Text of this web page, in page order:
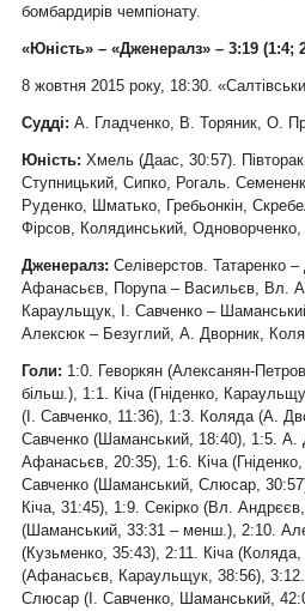
бомбардирів чемпіонату.
«Юність» – «Дженералз» – 3:19 (1:4;
8 жовтня 2015 року, 18:30.
Судді: А. Гладченко, В. Торяник, О.
Юність: Хмель (Даас, 30:57).
Ступницький, Сипко, Рогаль.
Руденко, Шматько, Гребьонкін,
Фірсов, Колядинський, Одноворченко,
Дженералз: Селіверстов. Татаренко
Афанасьєв, Порупа – Васильєв, Вл.
Караульщук, І. Савченко –
Алексюк – Безуглий, А. Дворник,
Голи: 1:0. Геворкян (Алексанян-
більш.), 1:1. Кіча (Гніденко,
(І. Савченко, 11:36), 1:3. Коляда (А.
Савченко (Шаманський, 18:40), 1:5. А.
Афанасьєв, 20:35), 1:6. Кіча
Савченко (Шаманський, Слюсар,
Кіча, 31:45), 1:9. Секірко (Вл.
(Шаманський, 33:31 – менш.), 2:10.
(Кузьменко, 35:43), 2:11. Кіча
(Афанасьєв, Караульщук, 38:56), 3:12.
Слюсар (І. Савченко, Шаманський,